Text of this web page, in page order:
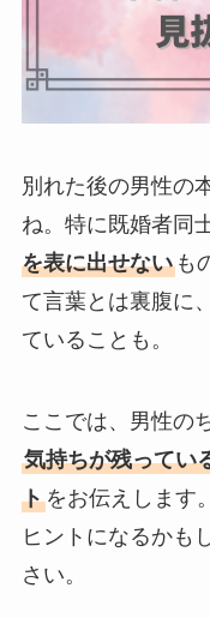
別れた後の男性の
ね。特に既婚者同
を表に出せないも
て言葉とは裏腹に
ていることも。
ここでは、男性の
気持ちが残ってい
トをお伝えします
ヒントになるかも
さい。